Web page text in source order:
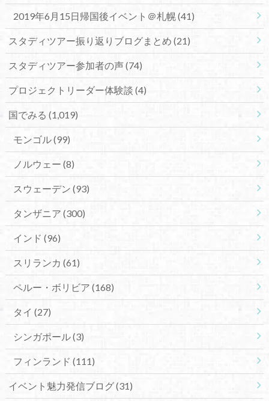
2019年6月15日帰国後イベント＠札幌(41)
スタディツアー振り返りブログまとめ (21)
スタディツアー参加者の声(74)
プロジェクトリーダー体験談 (4)
国でみる (1,019)
モンゴル(99)
ノルウェー (8)
スウェーデン (93)
タンザニア (300)
インド (96)
スリランカ (61)
ペルー・ボリビア (168)
タイ (27)
シンガポール(3)
フィンランド (111)
イベント魅力発信ブログ(31)